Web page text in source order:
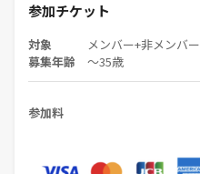
参加チケット
対象 メンバー+非メンバー
募集年齢 〜35歳
参加料